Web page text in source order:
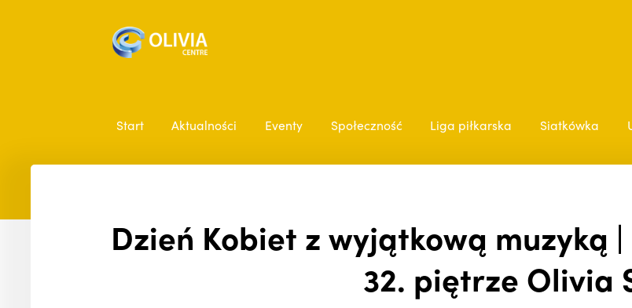
Start Aktualności Eventy Społeczność Liga piłkarska Siatkówka
Dzień Kobiet z wyjątkową muzyką
32. piętrze Olivia